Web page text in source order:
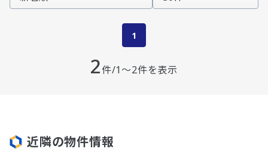
2件/1～2件を表示
1
近隣の物件情報